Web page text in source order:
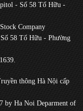
- Số 58 Tố Hữu -
Company
58 Tố Hữu - Phường
thông Hà Nội cấp
by Ha Noi Deparment of